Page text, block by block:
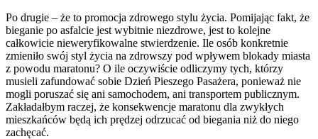
Po drugie – że to promocja zdrowego stylu życia. Pomijając fakt, że
bieganie po asfalcie jest wybitnie niezdrowe, jest to kolejne
całkowicie nieweryfikowalne stwierdzenie. Ile osób konkretnie
zmieniło swój styl życia na zdrowszy pod wpływem blokady miasta
z powodu maratonu? O ile oczywiście odliczymy tych, którzy
musieli zafundować sobie Dzień Pieszego Pasażera, ponieważ nie
mogli poruszać się ani samochodem, ani transportem publicznym.
Zakładałbym raczej, że konsekwencje maratonu dla zwykłych
mieszkańców będą ich prędzej odrzucać od biegania niż do niego
zachęcać.